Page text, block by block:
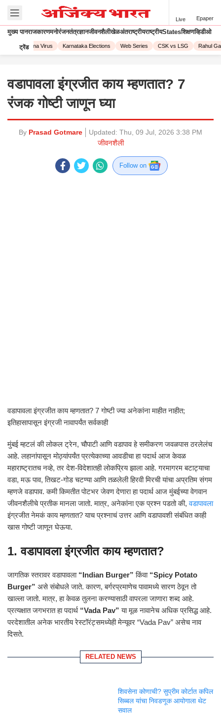
Live Epaper
मुख्य पानराजकारणमनोरंजनतंत्रज्ञानजीवनशैलीखेळअंतराष्ट्रीयराष्ट्रीयStatesशिक्षणव्हिडीओ
ट्रेंड
Corona Virus Karnataka Elections Web Series CSK vs LSG Rahul
वडापावला इंग्रजीत काय म्हणतात? 7
रंजक गोष्टी जाणून घ्या
By Prasad Gotmare Updated: Thu, 09 Jul, 2026 3:38 PM
जीवनशैली
Follow on
वडापावला इंग्रजीत काय म्हणतात? 7 गोष्टी ज्या अनेकांना माहीत नाहीत;
इतिहासापासून इंग्रजी नावापर्यंत सर्वकाही
मुंबई म्हटलं की लोकल ट्रेन, चौपाटी आणि वडापाव हे समीकरण जवळपास ठरलेलंच
आहे. लहानांपासून मोठ्यांपर्यंत प्रत्येकाच्या आवडीचा हा पदार्थ आज केवळ
महाराष्ट्रातच नव्हे, तर देश-विदेशातही लोकप्रिय झाला आहे. गरमागरम बटाट्याचा
वडा, मऊ पाव, तिखट-गोड चटण्या आणि तळलेली हिरवी मिरची यांचा अप्रतिम संगम
म्हणजे वडापाव. कमी किमतीत पोटभर जेवण देणारा हा पदार्थ आज मुंबईच्या वेगवान
जीवनशैलीचे प्रतीक मानला जातो. मात्र, अनेकांना एक प्रश्न पडतो की,वडापावला
इंग्रजीत नेमकं काय म्हणतात? याच प्रश्नाचं उत्तर आणि वडापावशी संबंधित काही
खास गोष्टी जाणून घेऊया.
1. वडापावला इंग्रजीत काय म्हणतात?
जागतिक स्तरावर वडापावला “Indian Burger” किंवा “Spicy Potato
Burger” असे संबोधले जाते. कारण, बर्गरप्रमाणेच पावामध्ये सारण ठेवून तो
खाल्ला जातो. मात्र, हा केवळ तुलना करण्यासाठी वापरला जाणारा शब्द आहे.
प्रत्यक्षात जगभरात हा पदार्थ “Vada Pav” या मूळ नावानेच अधिक प्रसिद्ध आहे.
परदेशातील अनेक भारतीय रेस्टॉरंट्समध्येही मेन्यूवर “Vada Pav” असेच नाव
दिसते.
RELATED NEWS
शिवसेना कोणाची? सुप्रीम कोर्टात कपिल
सिब्बल यांचा निवडणूक आयोगाला थेट
सवाल